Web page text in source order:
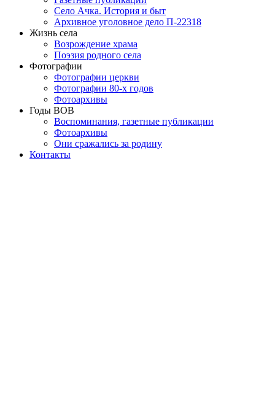
Село Ачка. История и быт
Архивное уголовное дело П-22318
Жизнь села
Возрождение храма
Поэзия родного села
Фотографии
Фотографии церкви
Фотографии 80-х годов
Фотоархивы
Годы ВОВ
Воспоминания, газетные публикации
Фотоархивы
Они сражались за родину
Контакты